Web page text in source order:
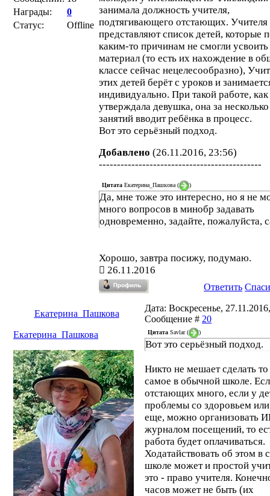
Награды:
0
Статус:
Offline
занимала должность учителя,
подтягивающего отстающих. Учителя
представляют список детей, которые
каким-то причинам не смогли усвоить
материал (то есть их нахождение в
классе сейчас нецелесообразно),
этих детей берёт с уроков и
индивидуально. При такой работе, как
утверждала девушка, она за несколько
занятий вводит ребёнка в процесс.
Вот это серьёзный подход.
Добавлено (26.11.2016, 23:56)
---------------------------------------------
Цитата Екатерина_Пашкова ( )
Да, мне тоже это интересно, но я не
много вопросов в минобр задавать
одновременно, задайте, пожалуйста,
Хорошо, завтра посижу, подумаю.
26.11.2016
Ответить
Екатерина_Пашкова
Дата: Воскресенье,
Сообщение # 20
Екатерина_Пашкова
Цитата Savlar( )
Вот это серьёзный подход.
Никто не мешает сделать
самое в обычной школе.
отстающих много, если у
проблемы со здоровьем
еще, можно организовать
журналом посещений, то
работа будет оплачиваться.
Ходатайствовать об этом в
школе может и простой
это - право учителя.
часов может не быть (их